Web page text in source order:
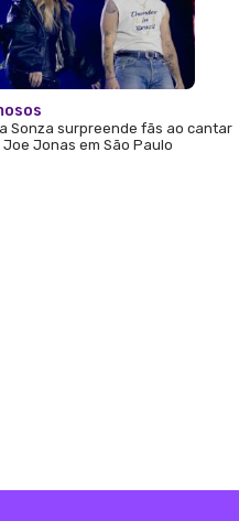
Sonza surpreende fãs ao cantar
Joe Jonas em São Paulo